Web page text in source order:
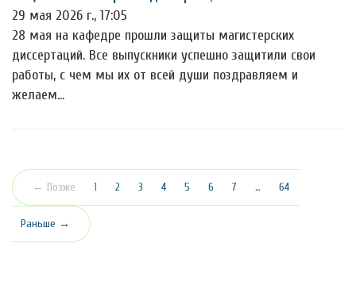
29 мая 2026 г., 17:05
28 мая на кафедре прошли защиты магистерских
диссертаций. Все выпускники успешно защитили свои
работы, с чем мы их от всей души поздравляем и
желаем…
← Позже 1 (текущая)
2 3 4 5 6 7 … 64
Раньше →